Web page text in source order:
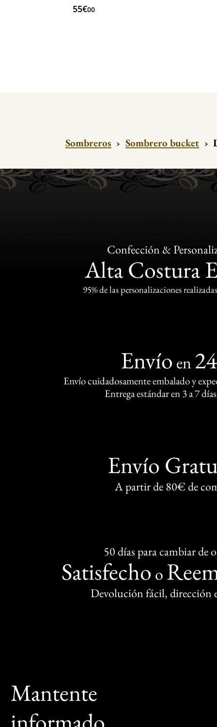
55€00
Sombreros › Sombrero bucket ›
Confección &
Alta Costura
95% de las personalizaciones
Envío en
Envío cuidadosamente embalado y
Entrega estándar en 3 a 7
Envío
A partir de 80€ de
50 días para cambiar de
Satisfecho o
Devolución fácil, dirección
Mantente